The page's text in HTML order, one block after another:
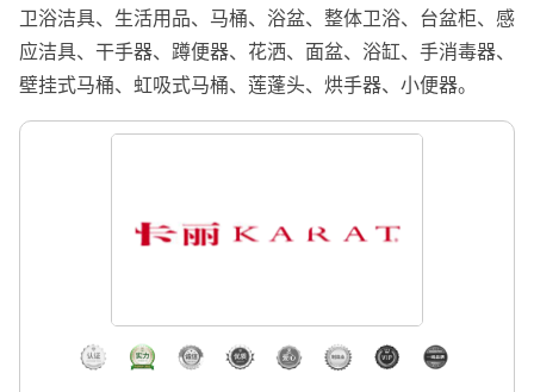
卫浴洁具、生活用品、马桶、浴盆、整体卫浴、台盆柜、感
应洁具、干手器、蹲便器、花洒、面盆、浴缸、手消毒器、
壁挂式马桶、虹吸式马桶、莲蓬头、烘手器、小便器。